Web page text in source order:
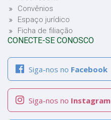
Convênios
Espaço jurídico
Ficha de filiação
CONECTE-SE CONOSCO
Siga-nos no Facebook
Siga-nos no Instagram